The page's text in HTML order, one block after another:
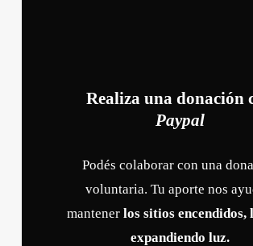
Realiza una donación
Paypal
Podés colaborar con una
voluntaria. Tu aporte nos
mantener los sitios encendidos,
expandiendo luz.